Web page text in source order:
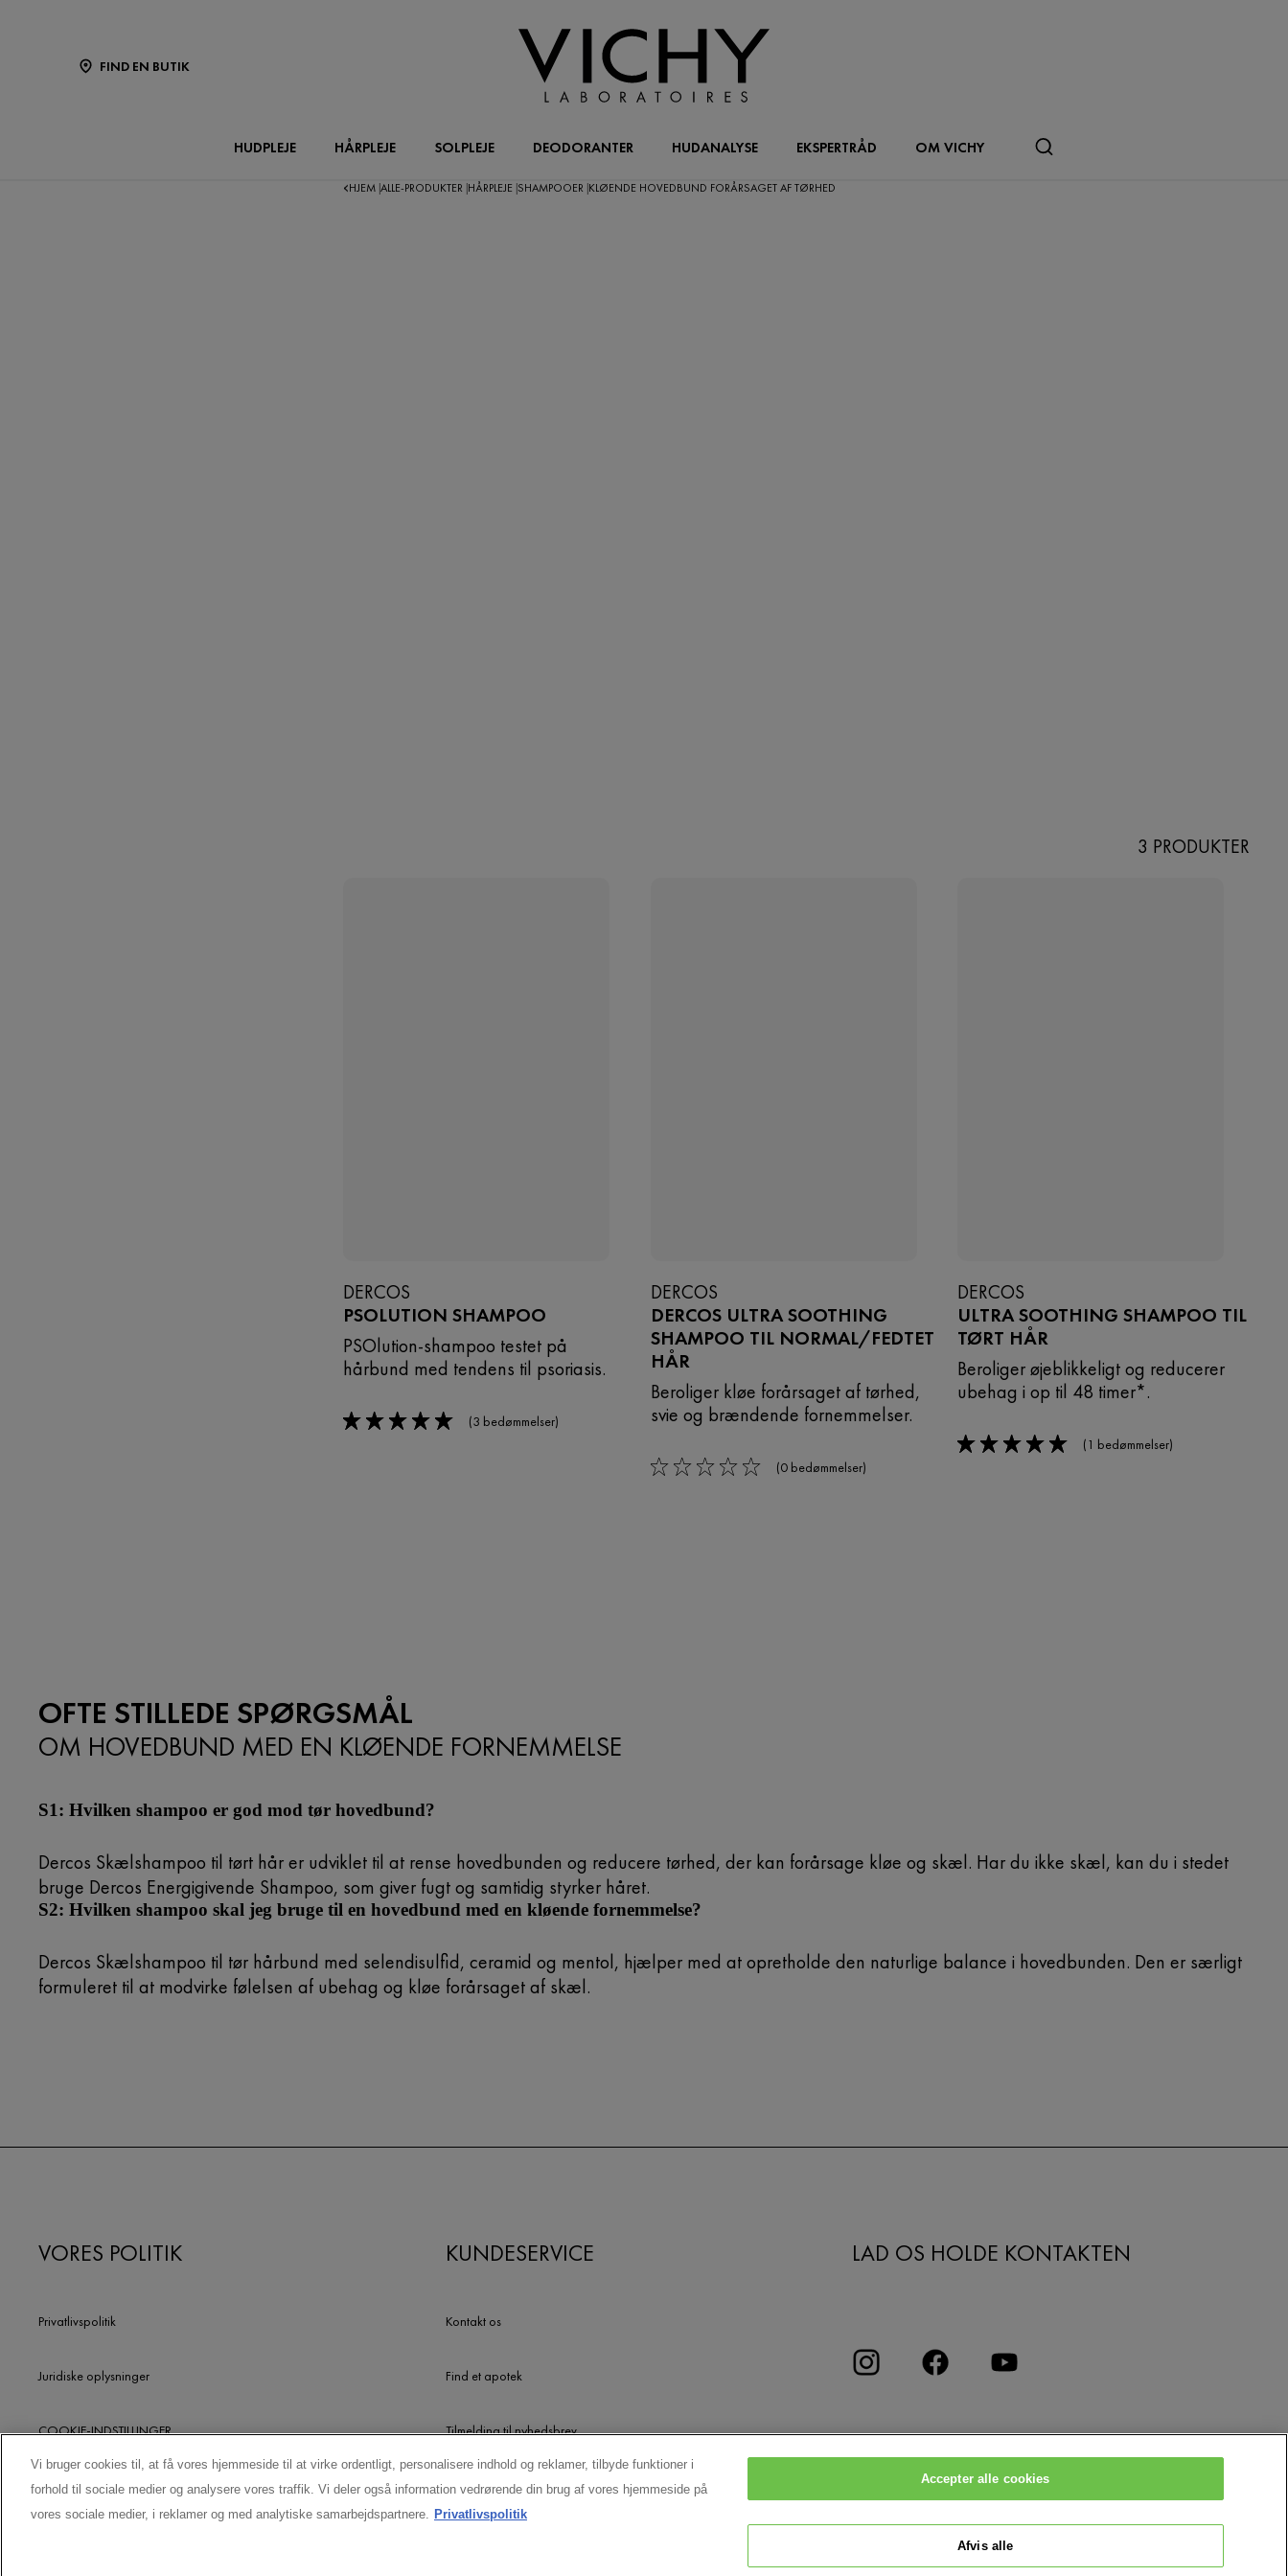
FIND EN BUTIK
HUDPLEJE HÅRPLEJE SOLPLEJE DEODORANTER HUDANALYSE EKSPERTRÅD OM VICHY
HJEM |ALLE-PRODUKTER HÅRPLEJE SHAMPOOER KLØENDE HOVEDBUND FORÅRSAGET AF TØRHED
3 PRODUKTER
DERCOS
PSOLUTION SHAMPOO
PSOlution-shampoo testet på
hårbund med tendens til psoriasis.
5/5 (3 bedømmelser)
DERCOS
DERCOS ULTRA SOOTHING
SHAMPOO TIL NORMAL/FEDTET
HÅR
Beroliger kløe forårsaget af tørhed,
svie og brændende fornemmelser.
0/5 (0 bedømmelser)
DERCOS
ULTRA SOOTHING SHAMPOO TIL
TØRT HÅR
Beroliger øjeblikkeligt og reducerer
ubehag i op til 48 timer*.
5/5 (1 bedømmelser)
OFTE STILLEDE SPØRGSMÅL
OM HOVEDBUND MED EN KLØENDE FORNEMMELSE
S1: Hvilken shampoo er god mod tør hovedbund?
Dercos Skælshampoo til tørt hår er udviklet til at rense hovedbunden og reducere tørhed, der kan forårsage kløe og skæl. Har du ikke skæl, kan du i stedet
bruge Dercos Energigivende Shampoo, som giver fugt og samtidig styrker håret.
S2: Hvilken shampoo skal jeg bruge til en hovedbund med en kløende fornemmelse?
Dercos Skælshampoo til tør hårbund med selendisulfid, ceramid og mentol, hjælper med at opretholde den naturlige balance i hovedbunden. Den er særligt
formuleret til at modvirke følelsen af ubehag og kløe forårsaget af skæl.
VORES POLITIK
Privatlivspolitik
Juridiske oplysninger
COOKIE-INDSTILLINGER
KONTAKT VORES DATABESKYTTELSESRÅDGIVER
KUNDESERVICE
Kontakt os
Find et apotek
Tilmelding til nyhedsbrev
UDGÅEDE PRODUKTER
LAD OS HOLDE KONTAKTEN
Vi bruger cookies til, at få vores hjemmeside til at virke ordentligt, personalisere indhold og reklamer, tilbyde funktioner i
forhold til sociale medier og analysere vores traffik. Vi deler også information vedrørende din brug af vores hjemmeside på
vores sociale medier, i reklamer og med analytiske samarbejdspartnere. Privatlivspolitik
Afvis alle
Accepter alle cookies